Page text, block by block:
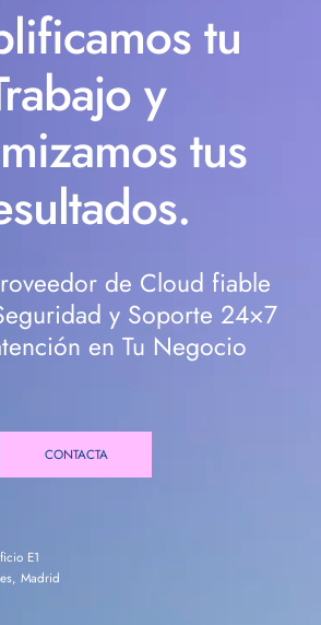
tu
y
tus
de Cloud fiable
y Soporte 24×7
en Tu Negocio
CONTACTA
E1
Madrid